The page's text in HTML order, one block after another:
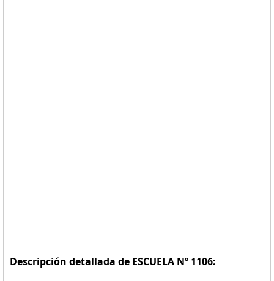
Descripción detallada de ESCUELA Nº 1106: